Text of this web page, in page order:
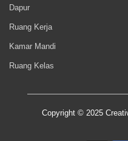
Dapur
Ruang Kerja
Kamar Mandi
Ruang Kelas
Copyright © 2025